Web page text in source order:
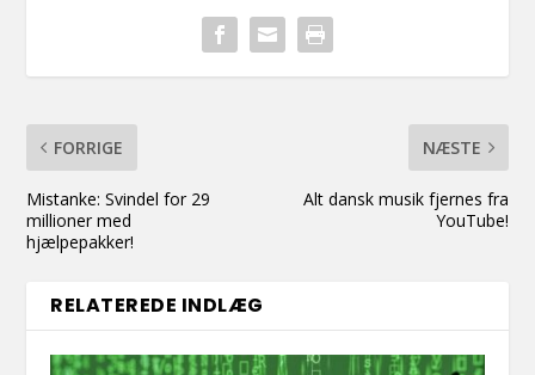
FORRIGE
Mistanke: Svindel for 29
millioner med
hjælpepakker!
NÆSTE
Alt dansk musik fjernes fra
YouTube!
RELATEREDE INDLÆG